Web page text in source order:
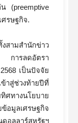
(preemptive
รษฐกิจ.
สามสำนักข่าว
การลดอัตรา
เป็นปัจจัย
าสู่ช่วงท้ายปีที่
ศทางนโยบาย
มูลเศรษฐกิจ
ดอลลาร์สหรัฐฯ